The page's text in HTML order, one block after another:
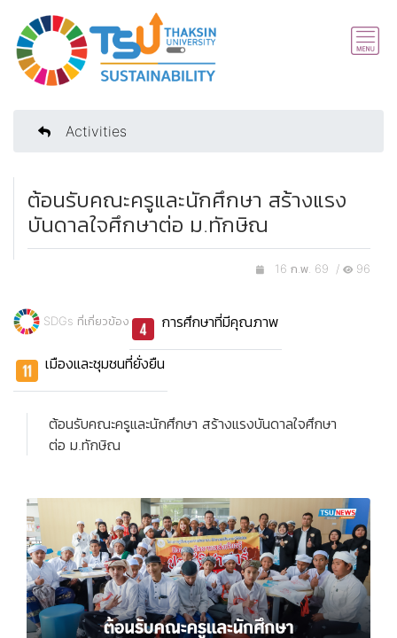
Activities
ต้อนรับคณะครูและนักศึกษา สร้างแรง
บันดาลใจศึกษาต่อ ม.ทักษิณ
16 ก.พ. 69 / 96
SDGs ที่เกี่ยวข้อง การศึกษาที่มีคุณภาพ
เมืองและชุมชนที่ยั่งยืน
ต้อนรับคณะครูและนักศึกษา สร้างแรงบันดาลใจศึกษา
ต่อ ม.ทักษิณ